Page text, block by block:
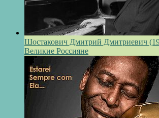
Шостакович Дмитрий Дмитриевич
Великие Россияне